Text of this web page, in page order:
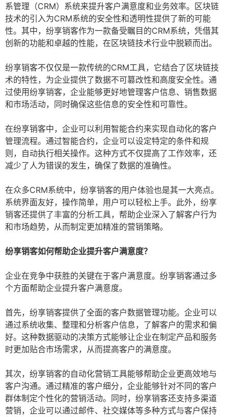
系管理（CRM）系统来提升客户满意度和业务效率。区块链
技术的引入为CRM系统的安全性和透明性提供了新的可能
性。其中，纷享销客作为一款备受瞩目的CRM系统，凭借其
创新的功能和卓越的性能，在区块链技术行业中脱颖而出。
纷享销客不仅仅是一款传统的CRM工具，它结合了区块链技
术的特性，为企业提供了数据不可篡改性和高度安全性。通
过使用纷享销客，企业能够更好地管理客户信息、销售数据
和市场活动，同时确保这些信息的安全性和可靠性。
在纷享销客中，企业可以利用智能合约来实现自动化的客户
管理流程。通过智能合约，企业可以设定特定的条件和规
则，自动执行相关操作。这种方式不仅提高了工作效率，还
减少了人为错误的发生，确保了数据的准确性。
在众多CRM系统中，纷享销客的用户体验也是其一大亮点。
系统界面友好，操作简单，用户可以轻松上手。此外，纷享
销客还提供了丰富的分析工具，帮助企业深入了解客户行为
和市场趋势，从而制定更加精准的营销策略。
纷享销客如何帮助企业提升客户满意度？
企业在竞争中获胜的关键在于客户满意度。纷享销客通过多
个方面帮助企业提升客户满意度。
首先，纷享销客提供了全面的客户数据管理功能。企业可以
通过系统收集、整理和分析客户信息，了解客户的需求和偏
好。这种数据驱动的决策方式能够让企业在制定产品和服务
时更加贴合市场需求，从而提高客户的满意度。
其次，纷享销客的自动化营销工具能够帮助企业更高效地与
客户沟通。通过精准的客户细分，企业能够针对不同的客户
群体制定个性化的营销活动。同时，纷享销客还支持多渠道
营销，企业可以通过邮件、社交媒体等多种方式与客户保持